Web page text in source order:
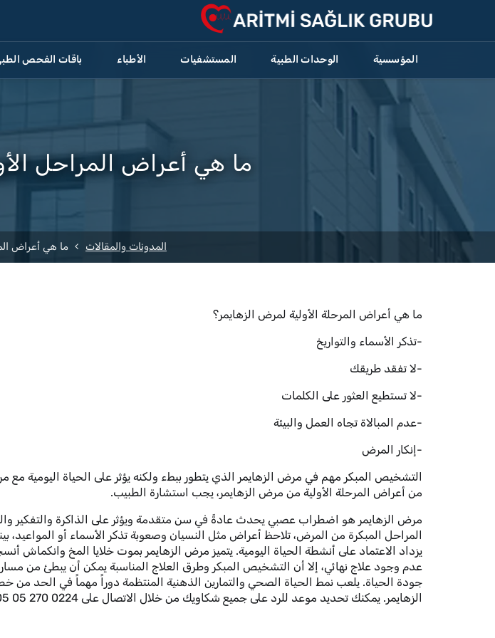
المؤسسية الوحدات الطبية المستشفيات الأطباء باقات الفحص
ما هي أعراض المراحل
المدونات والمقالات ما هي أعراض
ما هي أعراض المرحلة الأولية لمرض الزهايمر؟
-تذكر الأسماء والتواريخ
-لا تفقد طريقك
-لا تستطيع العثور على الكلمات
-عدم المبالاة تجاه العمل والبيئة
-إنكار المرض
التشخيص المبكر مهم في مرض الزهايمر الذي يتطور ببطء ولكنه يؤثر على الحياة اليومية مع
من أعراض المرحلة الأولية من مرض الزهايمر، يجب استشارة الطبيب.
مرض الزهايمر هو اضطراب عصبي يحدث عادةً في سن متقدمة ويؤثر على الذاكرة والتفكير
المراحل المبكرة من المرض، تلاحظ أعراض مثل النسيان وصعوبة تذكر الأسماء أو المواعيد،
يزداد الاعتماد على أنشطة الحياة اليومية. يتميز مرض الزهايمر بموت خلايا المخ وانكماش
عدم وجود علاج نهائي، إلا أن التشخيص المبكر وطرق العلاج المناسبة يمكن أن يبطئ من
جودة الحياة. يلعب نمط الحياة الصحي والتمارين الذهنية المنتظمة دوراً مهماً في الحد من
الزهايمر. يمكنك تحديد موعد للرد على جميع شكاويك من خلال الاتصال على 0224 270 05 05 00.